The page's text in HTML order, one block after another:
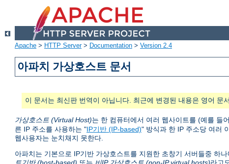
Apache > HTTP Server> Documentation > Version 2.4
아파치 가상호스트 문서
이 문서는 최신판 번역이 아닙니다. 최근에 변경된 내용은 영어 문
가상호스트 (Virtual Host)는 한 컴퓨터에서 여러 웹사이트를 (예를 들
른 IP 주소를 사용하는 "IP기반 (IP-based)" 방식과 한 IP 주소당 여러
웹사용자는 눈치채지 못한다.
아파치는 기본으로 IP기반 가상호스트를 지원한 초창기 서버들중 하